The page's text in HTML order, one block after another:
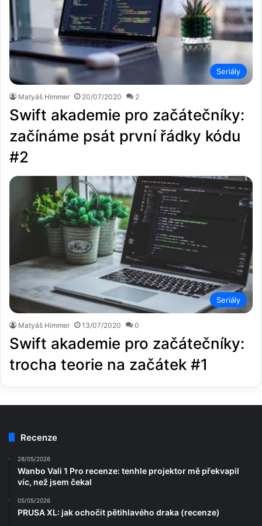
Seriály
Matyáš Himmer 20/07/2020 2
Swift akademie pro začátečníky:
začínáme psát první řádky kódu
#2
Seriály
Matyáš Himmer 13/07/2020 0
Swift akademie pro začátečníky:
trocha teorie na začátek #1
Recenze
28/05/2026
Wanbo Vali 1 Pro recenze: tenhle projektor mě překvapil
víc, než jsem čekal
05/05/2026
PRUSA XL: jak ochočit pětihlavého draka (recenze)